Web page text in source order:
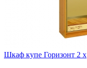
Шкаф купе Горизонт 2 х